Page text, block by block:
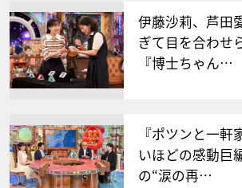
伊藤沙莉、芦田
ぎて目を合わせ
『博士ちゃん…
『ポツンと一軒
いほどの感動巨
の“涙の再…